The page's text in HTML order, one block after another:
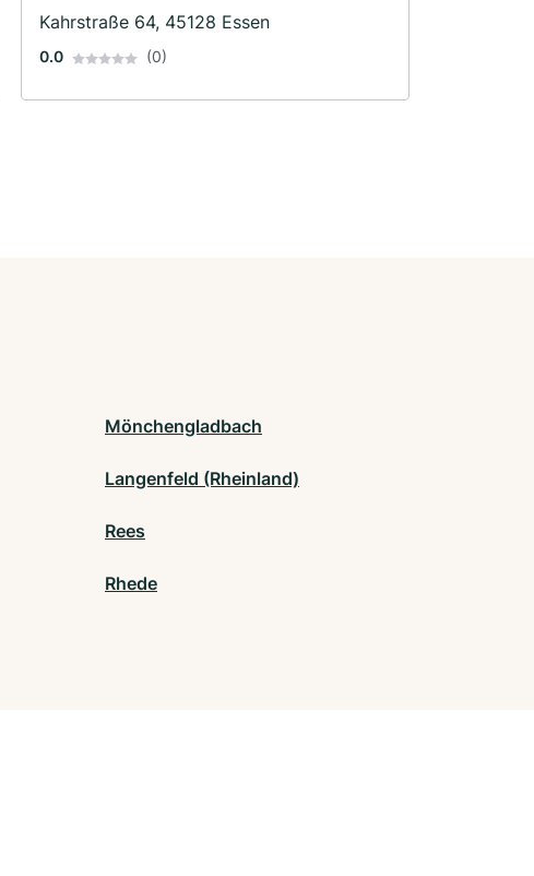
Kahrstraße 64, 45128 Essen
0.0 (0)
Mönchengladbach
Langenfeld (Rheinland)
Rees
Rhede